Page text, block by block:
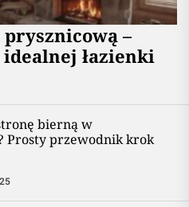
–
łazienki
bierną w
Prosty przewodnik krok